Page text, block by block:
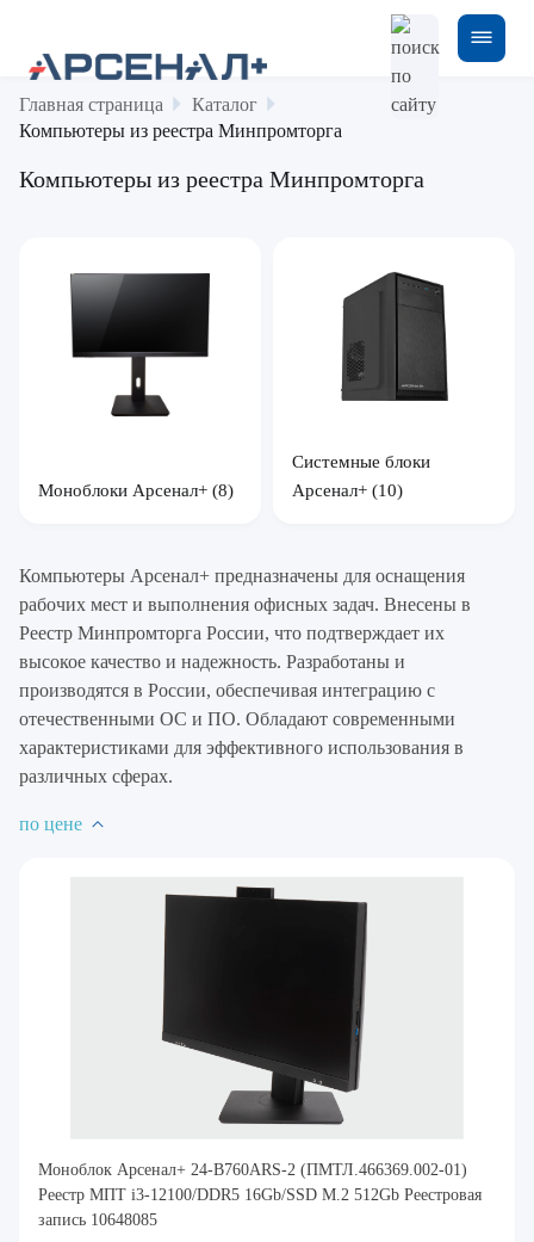
Главная страница
Каталог
Компьютеры из реестра Минпромторга
Компьютеры из реестра Минпромторга
Моноблоки Арсенал+ (8)
Системные блоки
Арсенал+ (10)
Компьютеры Арсенал+ предназначены для оснащения
рабочих мест и выполнения офисных задач. Внесены в
Реестр Минпромторга России, что подтверждает их
высокое качество и надежность. Разработаны и
производятся в России, обеспечивая интеграцию с
отечественными ОС и ПО. Обладают современными
характеристиками для эффективного использования в
различных сферах.
по цене
Моноблок Арсенал+ 24-B760ARS-2 (ПМТЛ.466369.002-01)
Реестр МПТ i3-12100/DDR5 16Gb/SSD M.2 512Gb Реестровая
запись 10648085